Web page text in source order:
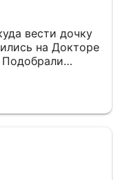
вести дочку
на Докторе
Ахмадеева
зрение и не
год осмотры
смс
за день, потом
про прием)) В